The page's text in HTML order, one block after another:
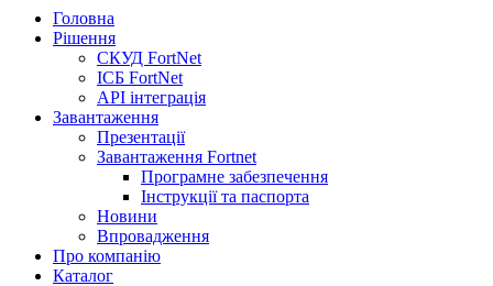
Головна
Рішення
СКУД FortNet
ІСБ FortNet
API інтеграція
Завантаження
Презентації
Завантаження Fortnet
Програмне забезпечення
Інструкції та паспорта
Новини
Впровадження
Про компанію
Каталог